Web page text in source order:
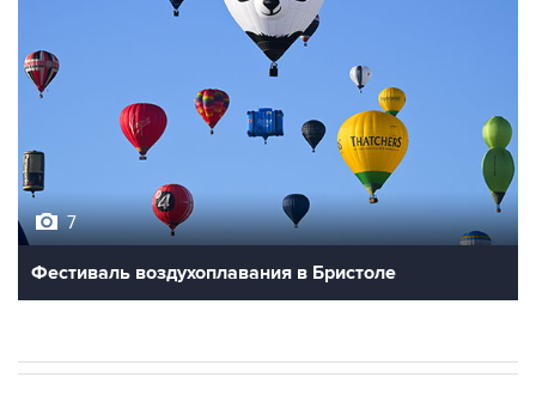
7
Фестиваль воздухоплавания в Бристоле